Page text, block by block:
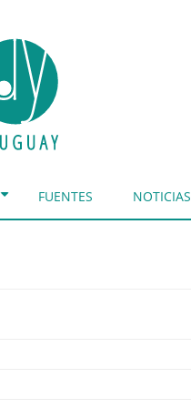
FUENTES NOTICIAS